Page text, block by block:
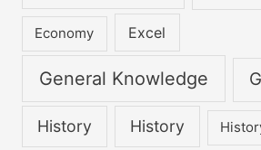
Economy Excel
General Knowledge
History History